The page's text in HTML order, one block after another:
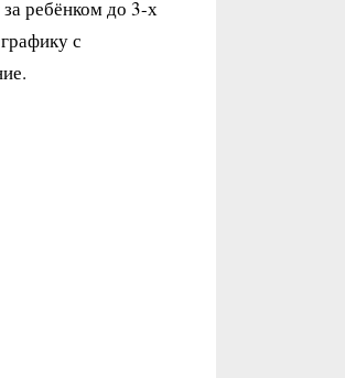
ребёнком до 3-х
с